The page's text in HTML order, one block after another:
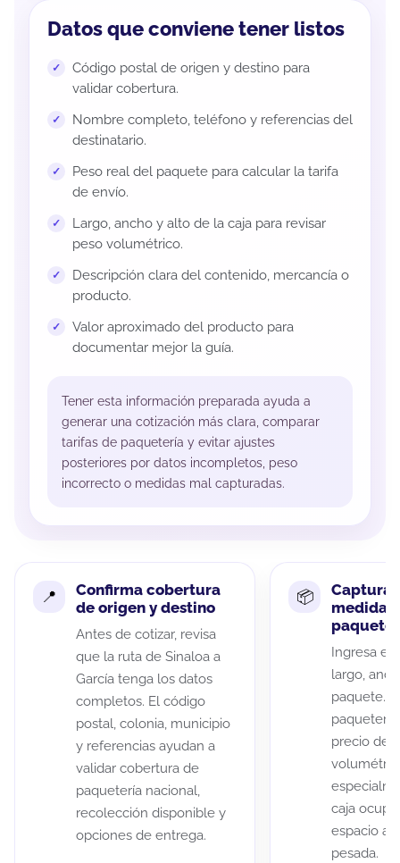
Datos que conviene tener listos
Código postal de origen y destino para
validar cobertura.
Nombre completo, teléfono y referencias del
destinatario.
Peso real del paquete para calcular la tarifa
de envío.
Largo, ancho y alto de la caja para revisar
peso volumétrico.
Descripción clara del contenido, mercancía o
producto.
Valor aproximado del producto para
documentar mejor la guía.
Tener esta información preparada ayuda a
generar una cotización más clara, comparar
tarifas de paquetería y evitar ajustes
posteriores por datos incompletos, peso
incorrecto o medidas mal capturadas.
Confirma cobertura
de origen y destino
Antes de cotizar, revisa
que la ruta de Sinaloa a
García tenga los datos
completos. El código
postal, colonia, municipio
y referencias ayudan a
validar cobertura de
paquetería nacional,
recolección disponible y
opciones de entrega.
Captura
medidas
paquete
Ingresa el
largo,
paquete.
precio de
caja
espacio
pesada.